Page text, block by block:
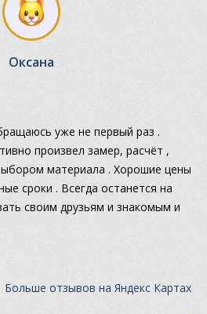
Оксана
уже не первый раз .
произвел замер, расчёт ,
материала . Хорошие цены
сроки . Всегда останется на
своим друзьям и знакомым и
Больше отзывов на Яндекс Картах